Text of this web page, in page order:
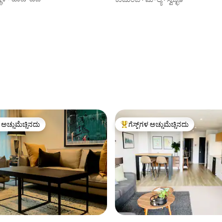
ಹೆಚ್ಚು ಅಚ್ಚುಮೆಚ್ಚಿನದು ಗೆಸ್ಟ್‌ಗಳಿಗೆ ಅತಿ ಹೆಚ್ಚು ಅಚ್ಚುಮೆಚ್ಚಿನದು
ಗೆಸ್ಟ್‌ಗಳ ಅಚ್ಚುಮೆಚ್ಚಿನದು